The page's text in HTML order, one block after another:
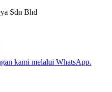
Sdn Bhd
kami melalui WhatsApp.